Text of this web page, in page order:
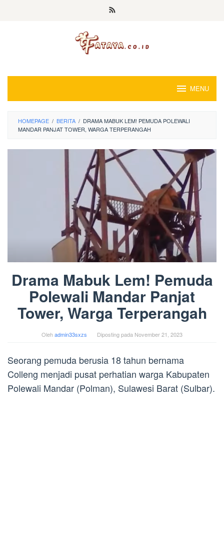
MENU
HOMEPAGE / BERITA / DRAMA MABUK LEM! PEMUDA POLEWALI
MANDAR PANJAT TOWER, WARGA TERPERANGAH
Drama Mabuk Lem! Pemuda
Polewali Mandar Panjat
Tower, Warga Terperangah
Olehadmin33sxzs Diposting pada November 21, 2023
Seorang pemuda berusia 18 tahun bernama
Colleng menjadi pusat perhatian warga Kabupaten
Polewali Mandar (Polman), Sulawesi Barat (Sulbar).